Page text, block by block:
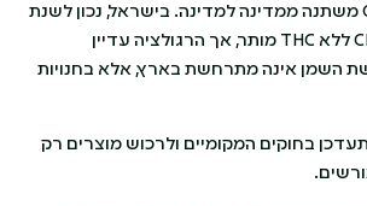
המצב החוקי של CBD משתנה ממדינה למדינה. בישראל, נכון לשנת
2022, השימוש ב-CBD ללא THC מותר, אך הרגולציה עדיין
השמן אינה מתרחשת בארץ, אלא בחנויות
בחוקים המקומיים ולרכוש מוצרים רק